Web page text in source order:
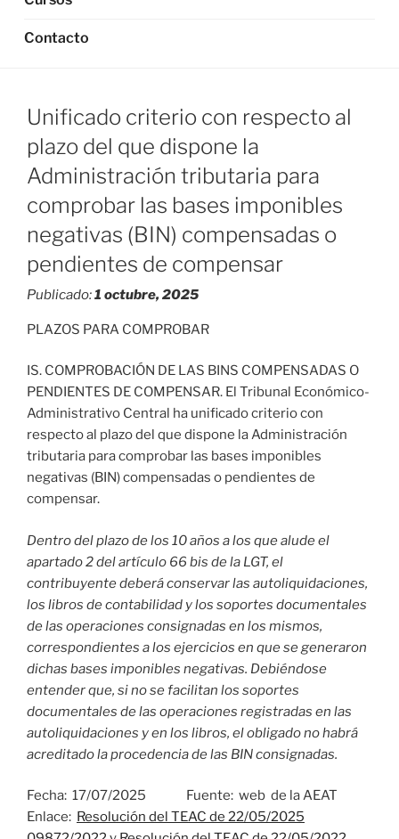
Contacto
Unificado criterio con respecto al
plazo del que dispone la
Administración tributaria para
comprobar las bases imponibles
negativas (BIN) compensadas o
pendientes de compensar
Publicado:1 octubre, 2025
PLAZOS PARA COMPROBAR
IS. COMPROBACIÓN DE LAS BINS COMPENSADAS O
PENDIENTES DE COMPENSAR. El Tribunal Económico-
Administrativo Central ha unificado criterio con
respecto al plazo del que dispone la Administración
tributaria para comprobar las bases imponibles
negativas (BIN) compensadas o pendientes de
compensar.
Dentro del plazo de los 10 años a los que alude el
apartado 2 del artículo 66 bis de la LGT, el
contribuyente deberá conservar las autoliquidaciones,
los libros de contabilidad y los soportes documentales
de las operaciones consignadas en los mismos,
correspondientes a los ejercicios en que se generaron
dichas bases imponibles negativas. Debiéndose
entender que, si no se facilitan los soportes
documentales de las operaciones registradas en las
autoliquidaciones y en los libros, el obligado no habrá
acreditado la procedencia de las BIN consignadas.
Fecha: 17/07/2025 Fuente: web de la AEAT
Enlace: Resolución del TEAC de 22/05/2025